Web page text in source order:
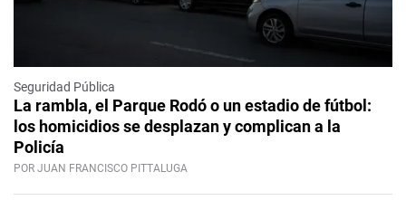
Seguridad Pública
La rambla, el Parque Rodó o un estadio de fútbol:
los homicidios se desplazan y complican a la
Policía
POR JUAN FRANCISCO PITTALUGA